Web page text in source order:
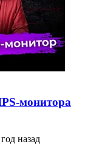
монитора
назад